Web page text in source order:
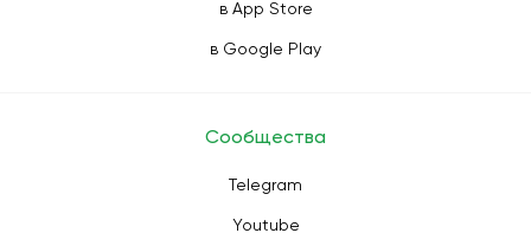
в App Store
в Google Play
Сообщества
Telegram
Youtube